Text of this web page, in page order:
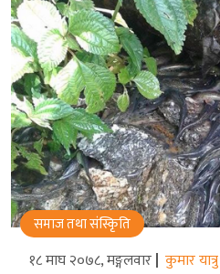
समाज तथा संस्किृति
१८ माघ २०७८, मङ्गलवार कुमार